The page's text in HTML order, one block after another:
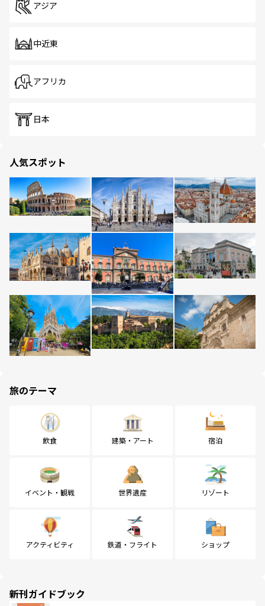
アジア
中近東
アフリカ
日本
人気スポット
旅のテーマ
飲食 建築・アート 宿泊
イベント・観戦 世界遺産 リゾート
アクティビティ 鉄道・フライト ショップ
新刊ガイドブック